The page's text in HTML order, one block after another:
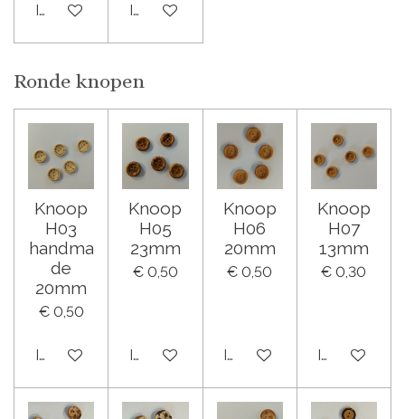
In winkelwagenIn winkelwagen
Ronde knopen
Knoop
H03
handma
de
20mm
€ 0,50
In winkelwagen
Knoop
H05
23mm
€ 0,50
In winkelwagen
Knoop
H06
20mm
€ 0,50
In winkelwagen
Knoop
H07
13mm
€ 0,30
In